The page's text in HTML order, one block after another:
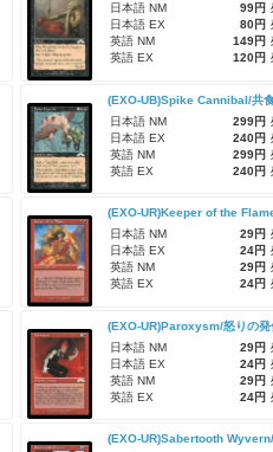
日本語 NM
99円
日本語 EX
80円
英語 NM
149円
英語 EX
120円
(EXO-UB)Spike Cannibal/共
日本語 NM
299円
日本語 EX
240円
英語 NM
299円
英語 EX
240円
(EXO-UR)Keeper of the
日本語 NM
29円
日本語 EX
24円
英語 NM
29円
英語 EX
24円
(EXO-UR)Paroxysm/怒りの発
日本語 NM
29円
日本語 EX
24円
英語 NM
29円
英語 EX
24円
(EXO-UR)Sabertooth